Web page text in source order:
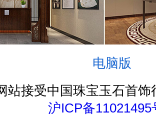
电脑版
站接受中国珠宝玉石首饰
沪ICP备11021495